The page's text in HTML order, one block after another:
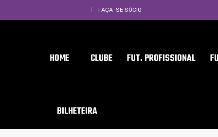
FAÇA-SE SÓCIO
HOME CLUBE FUT. PROFISSIONAL
BILHETEIRA